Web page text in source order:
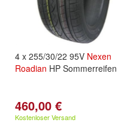
4 x 255/30/22 95V Nexen
Roadian HP Sommerreifen
460,00 €
Kostenloser Versand